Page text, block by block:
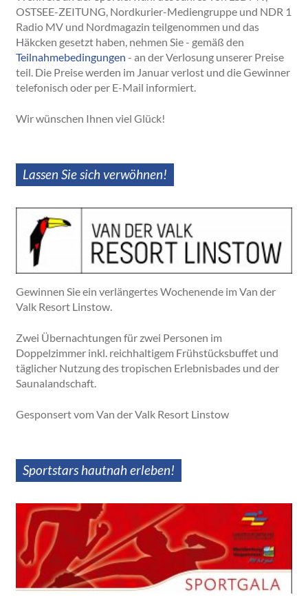
OSTSEE-ZEITUNG, Nordkurier-Mediengruppe und NDR 1
Radio MV und Nordmagazin teilgenommen und das
Häkcken gesetzt haben, nehmen Sie - gemäß den
Teilnahmebedingungen- an der Verlosung unserer Preise
teil. Die Preise werden im Januar verlost und die Gewinner
telefonisch oder per E-Mail informiert.
Wir wünschen Ihnen viel Glück!
Lassen Sie sich verwöhnen!
Gewinnen Sie ein verlängertes Wochenende im Van der
Valk Resort Linstow.
Zwei Übernachtungen für zwei Personen im
Doppelzimmer inkl. reichhaltigem Frühstücksbuffet und
täglicher Nutzung des tropischen Erlebnisbades und der
Saunalandschaft.
Gesponsert vom Van der Valk Resort Linstow
Sportstars hautnah erleben!